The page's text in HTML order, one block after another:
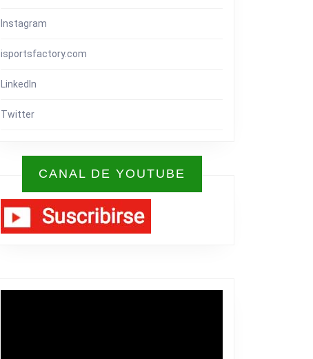
Instagram
isportsfactory.com
LinkedIn
Twitter
CANAL DE YOUTUBE